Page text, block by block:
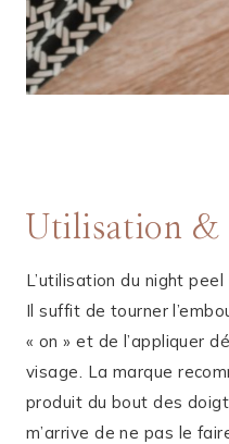
Utilisation &
L’utilisation du night
Il suffit de tourner
« on » et de l’appliquer
visage. La marque
produit du bout des
m’arrive de ne pas le